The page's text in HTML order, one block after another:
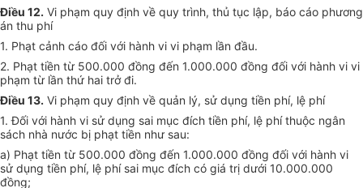
Điều 12. Vi phạm quy định về quy trình, thủ tục lập, báo cáo phương
án thu phí
1. Phạt cảnh cáo đối với hành vi vi phạm lần đầu.
2. Phạt tiền từ 500.000 đồng đến 1.000.000 đồng đối với hành vi vi
phạm từ lần thứ hai trở đi.
Điều 13. Vi phạm quy định về quản lý, sử dụng tiền phí, lệ phí
1. Đối với hành vi sử dụng sai mục đích tiền phí, lệ phí thuộc ngân
sách nhà nước bị phạt tiền như sau:
a) Phạt tiền từ 500.000 đồng đến 1.000.000 đồng đối với hành vi
sử dụng tiền phí, lệ phí sai mục đích có giá trị dưới 10.000.000
đồng;